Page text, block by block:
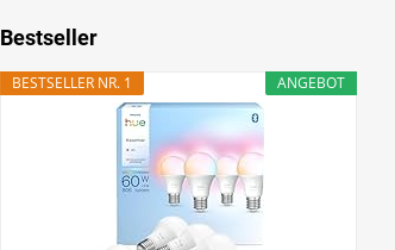
Bestseller
ANGEBOT
BESTSELLER NR. 1